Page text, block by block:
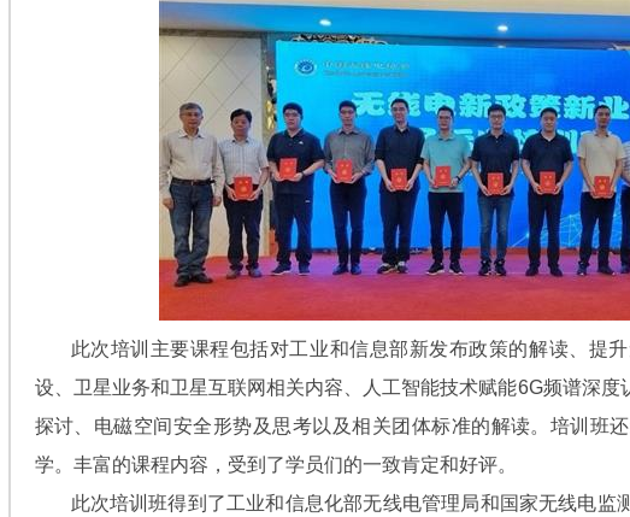
此次培训主要课程包括对工业和信息部新发布政策的解读、提
设、卫星业务和卫星互联网相关内容、人工智能技术赋能6G频谱深
探讨、电磁空间安全形势及思考以及相关团体标准的解读。培训班
学。丰富的课程内容，受到了学员们的一致肯定和好评。
此次培训班得到了工业和信息化部无线电管理局和国家无线电监